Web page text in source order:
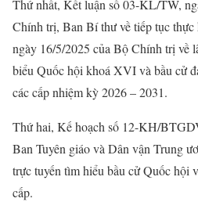
Thứ nhất, Kết luận số 03-KL/TW,
Chính trị, Ban Bí thư về tiếp tục
ngày 16/5/2025 của Bộ Chính trị về
biểu Quốc hội khoá XVI và bầu cử
các cấp nhiệm kỳ 2026 – 2031.
Thứ hai, Kế hoạch số 12-KH/
Ban Tuyên giáo và Dân vận Trung
trực tuyến tìm hiểu bầu cử Quốc hội
cấp.